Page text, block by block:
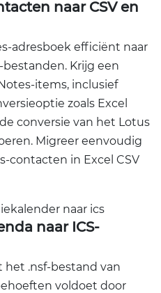
naar CSV en
adresboek efficiënt naar
bestanden. Krijg een
items, inclusief
zoals Excel
conversie van het Lotus
Migreer eenvoudig
contacten in Excel CSV
naar ICS-
het .nsf-bestand van
voldoet door